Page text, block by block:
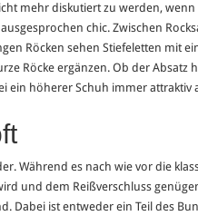
mehr diskutiert zu werden, wenn
chic. Zwischen
Röcken sehen Stiefeletten mit
Röcke ergänzen. Ob der Absatz
ein höherer Schuh immer attraktiv
Während es nach wie vor die
und dem Reißverschluss
Dabei ist entweder ein Teil des